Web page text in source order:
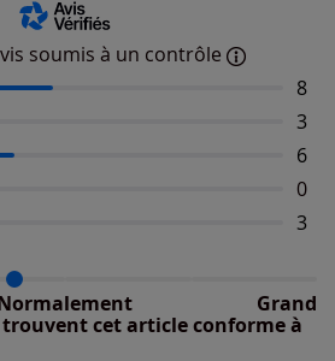
soumis à un contrôle
8
3
6
0
3
Grand
les avis clients
: 83%
trouvent cet article conforme à